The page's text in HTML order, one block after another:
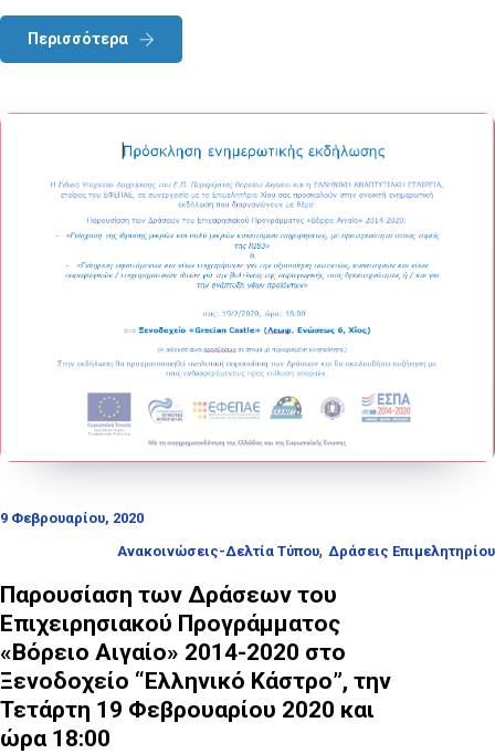
Περισσότερα
9 Φεβρουαρίου, 2020
Ανακοινώσεις-Δελτία Τύπου, Δράσεις Επιμελητηρίου
Παρουσίαση των Δράσεων του
Επιχειρησιακού Προγράμματος
«Βόρειο Αιγαίο» 2014-2020 στο
Ξενοδοχείο “Ελληνικό Κάστρο”, την
Τετάρτη 19 Φεβρουαρίου 2020 και
ώρα 18:00